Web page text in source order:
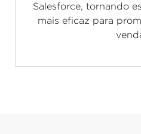
Salesforce, tornando
mais eficaz para